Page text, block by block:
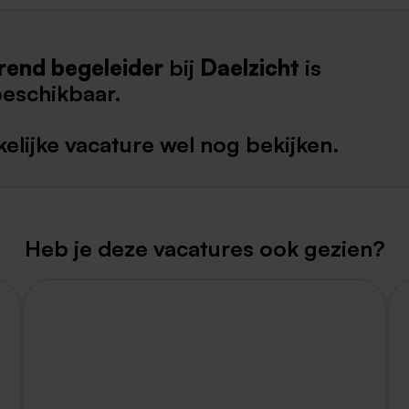
Kerkrade
begeleider bij Daelzicht is
vacature wel nog bekijken.
Heb je deze vacatures ook gezien?